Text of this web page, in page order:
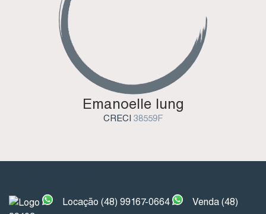
Emanoelle Iung
CRECI 38559F
Locação (48) 99167-0664
Venda (48)